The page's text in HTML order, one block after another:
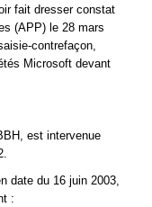
fait dresser constat
(APP) le 28 mars
contrefaçon,
Microsoft devant
est intervenue
date du 16 juin 2003,
: